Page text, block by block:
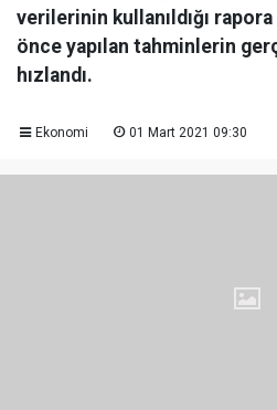
verilerinin kullanıldığı
önce yapılan tahminlerin
hızlandı.
Ekonomi 01 Mart 2021 09:30